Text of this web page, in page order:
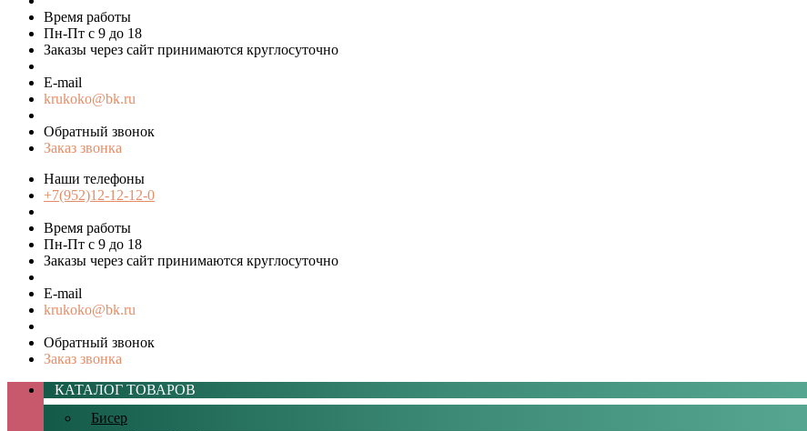
Время работы
Пн-Пт с 9 до 18
Заказы через сайт принимаются круглосуточно
E-mail
krukoko@bk.ru
Обратный звонок
Заказ звонка
Наши телефоны
+7(952)12-12-12-0
Время работы
Пн-Пт с 9 до 18
Заказы через сайт принимаются круглосуточно
E-mail
krukoko@bk.ru
Обратный звонок
Заказ звонка
КАТАЛОГ ТОВАРОВ
Бисер